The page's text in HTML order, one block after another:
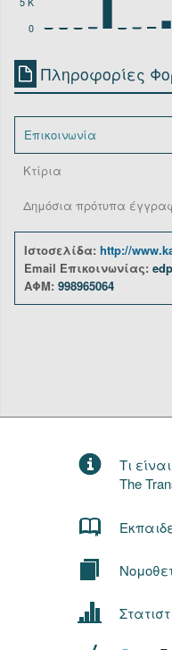
0
Πληροφορίες
Επικοινωνία
Κτίρια
Δημόσια πρότυπα
Ιστοσελίδα: http://
Email Επικοινωνίας:
ΑΦΜ: 998965064
Τι
The